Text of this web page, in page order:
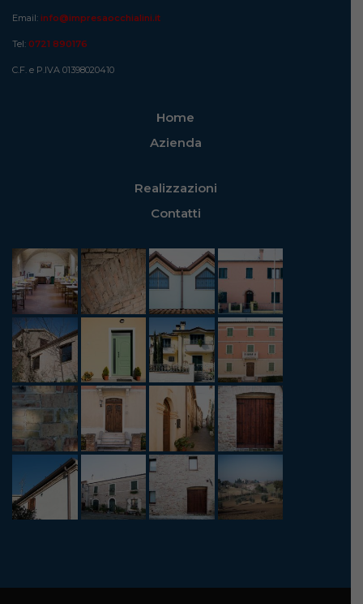
Email: info@impresaocchialini.it
Tel: 0721 890176
C.F. e P.IVA 01398020410
Home
Azienda
Realizzazioni
Contatti